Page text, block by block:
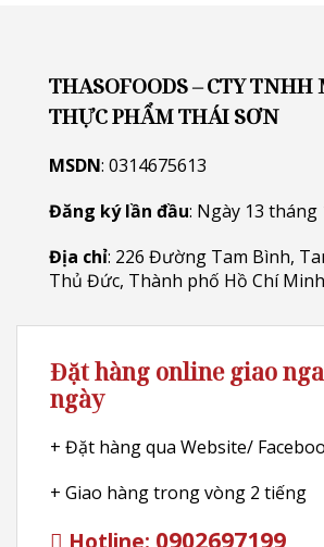
THASOFOODS – CTY
THỰC PHẨM THÁI SƠN
MSDN: 0314675613
Đăng ký lần đầu: Ngày 13 tháng
Địa chỉ: 226 Đường Tam Bình,
Thủ Đức, Thành phố Hồ Chí Minh
Đặt hàng online giao
ngày
+ Đặt hàng qua Website/
+ Giao hàng trong vòng 2 tiếng
Hotline: 0902697199